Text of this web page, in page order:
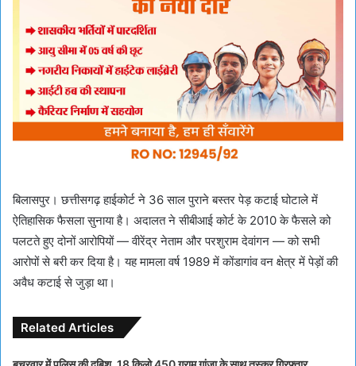
बिलासपुर। छत्तीसगढ़ हाईकोर्ट ने 36 साल पुराने बस्तर पेड़ कटाई घोटाले में
ऐतिहासिक फैसला सुनाया है। अदालत ने सीबीआई कोर्ट के 2010 के फैसले को
पलटते हुए दोनों आरोपियों — वीरेंद्र नेताम और परशुराम देवांगन — को सभी
आरोपों से बरी कर दिया है। यह मामला वर्ष 1989 में कोंडागांव वन क्षेत्र में पेड़ों की
अवैध कटाई से जुड़ा था।
Related Articles